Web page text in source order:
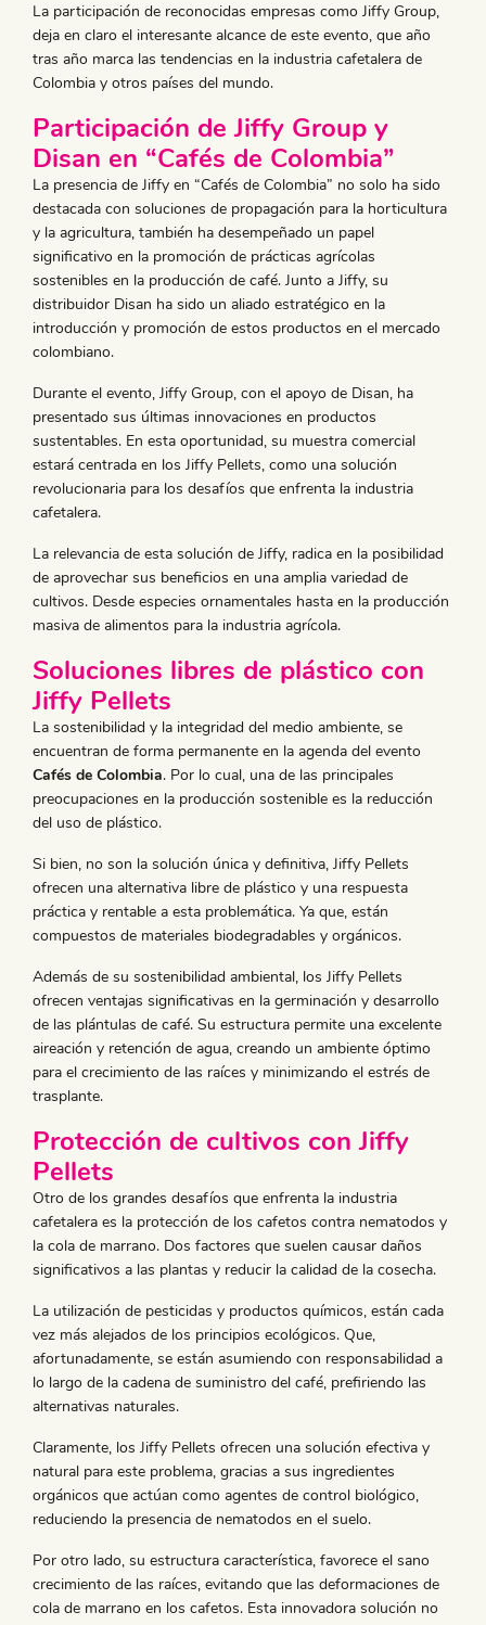
La participación de reconocidas empresas como Jiffy Group,
deja en claro el interesante alcance de este evento, que año
tras año marca las tendencias en la industria cafetalera de
Colombia y otros países del mundo.
Participación de Jiffy Group y
Disan en “Cafés de Colombia”
La presencia de Jiffy en “Cafés de Colombia” no solo ha sido
destacada con soluciones de propagación para la horticultura
y la agricultura, también ha desempeñado un papel
significativo en la promoción de prácticas agrícolas
sostenibles en la producción de café. Junto a Jiffy, su
distribuidor Disan ha sido un aliado estratégico en la
introducción y promoción de estos productos en el mercado
colombiano.
Durante el evento, Jiffy Group, con el apoyo de Disan, ha
presentado sus últimas innovaciones en productos
sustentables. En esta oportunidad, su muestra comercial
estará centrada en los Jiffy Pellets, como una solución
revolucionaria para los desafíos que enfrenta la industria
cafetalera.
La relevancia de esta solución de Jiffy, radica en la posibilidad
de aprovechar sus beneficios en una amplia variedad de
cultivos. Desde especies ornamentales hasta en la producción
masiva de alimentos para la industria agrícola.
Soluciones libres de plástico con
Jiffy Pellets
La sostenibilidad y la integridad del medio ambiente, se
encuentran de forma permanente en la agenda del evento
Cafés de Colombia. Por lo cual, una de las principales
preocupaciones en la producción sostenible es la reducción
del uso de plástico.
Si bien, no son la solución única y definitiva, Jiffy Pellets
ofrecen una alternativa libre de plástico y una respuesta
práctica y rentable a esta problemática. Ya que, están
compuestos de materiales biodegradables y orgánicos.
Además de su sostenibilidad ambiental, los Jiffy Pellets
ofrecen ventajas significativas en la germinación y desarrollo
de las plántulas de café. Su estructura permite una excelente
aireación y retención de agua, creando un ambiente óptimo
para el crecimiento de las raíces y minimizando el estrés de
trasplante.
Protección de cultivos con Jiffy
Pellets
Otro de los grandes desafíos que enfrenta la industria
cafetalera es la protección de los cafetos contra nematodos y
la cola de marrano. Dos factores que suelen causar daños
significativos a las plantas y reducir la calidad de la cosecha.
La utilización de pesticidas y productos químicos, están cada
vez más alejados de los principios ecológicos. Que,
afortunadamente, se están asumiendo con responsabilidad a
lo largo de la cadena de suministro del café, prefiriendo las
alternativas naturales.
Claramente, los Jiffy Pellets ofrecen una solución efectiva y
natural para este problema, gracias a sus ingredientes
orgánicos que actúan como agentes de control biológico,
reduciendo la presencia de nematodos en el suelo.
Por otro lado, su estructura característica, favorece el sano
crecimiento de las raíces, evitando que las deformaciones de
cola de marrano en los cafetos. Esta innovadora solución no